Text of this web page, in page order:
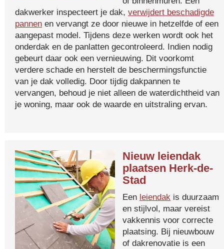
dakwerker inspecteert je dak, verwijdert beschadigde
pannen en vervangt ze door nieuwe in hetzelfde of een
aangepast model. Tijdens deze werken wordt ook het
onderdak en de panlatten gecontroleerd. Indien nodig
gebeurt daar ook een vernieuwing. Dit voorkomt
verdere schade en herstelt de beschermingsfunctie
van je dak volledig. Door tijdig dakpannen te
vervangen, behoud je niet alleen de waterdichtheid van
je woning, maar ook de waarde en uitstraling ervan.
Nieuw leiendak
plaatsen Herk-de-
Stad
Een leiendak is duurzaam
en stijlvol, maar vereist
vakkennis voor correcte
plaatsing. Bij nieuwbouw
of dakrenovatie is een